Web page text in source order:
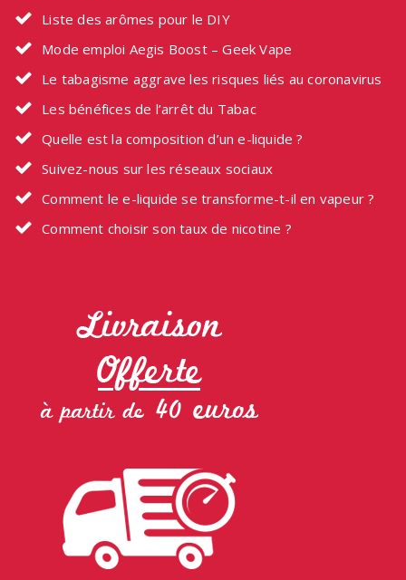
Liste des arômes pour le DIY
Mode emploi Aegis Boost – Geek Vape
Le tabagisme aggrave les risques liés au coronavirus
Les bénéfices de l’arrêt du Tabac
Quelle est la composition d’un e-liquide ?
Suivez-nous sur les réseaux sociaux
Comment le e-liquide se transforme-t-il en vapeur ?
Comment choisir son taux de nicotine ?